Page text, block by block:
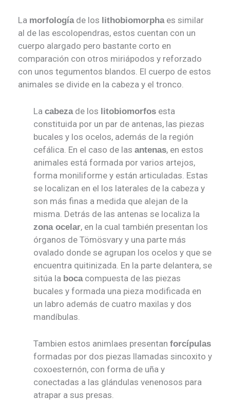
La morfologíade los lithobiomorphaes similar
al de las escolopendras, estos cuentan con un
cuerpo alargado pero bastante corto en
comparación con otros miriápodos y reforzado
con unos tegumentos blandos. El cuerpo de estos
animales se divide en la cabeza y el tronco.
La cabezade los litobiomorfos esta
constituida por un par de antenas, las piezas
bucales y los ocelos, además de la región
cefálica. En el caso de las antenas, en estos
animales está formada por varios artejos,
forma moniliforme y están articuladas. Estas
se localizan en el los laterales de la cabeza y
son más finas a medida que alejan de la
misma. Detrás de las antenas se localiza la
zona ocelar, en la cual también presentan los
órganos de Tömösvary y una parte más
ovalado donde se agrupan los ocelos y que se
encuentra quitinizada. En la parte delantera, se
sitúa la bocacompuesta de las piezas
bucales y formada una pieza modificada en
un labro además de cuatro maxilas y dos
mandíbulas.
Tambien estos animlaes presentan forcípulas
formadas por dos piezas llamadas sincoxito y
coxoesternón, con forma de uña y
conectadas a las glándulas venenosos para
atrapar a sus presas.